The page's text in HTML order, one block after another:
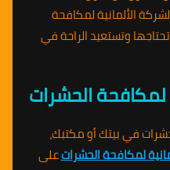
الألمانية لمكافحة
وتستعيد الراحة في
لمكافحة الحشرات
في بيتك أو مكتبك،
لمكافحة الحشراتعلى